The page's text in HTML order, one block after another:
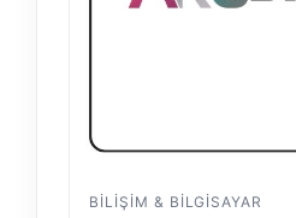
BILIŞIM & BILGISAYAR